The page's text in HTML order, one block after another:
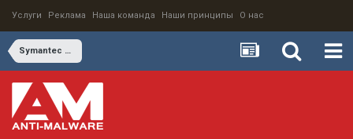
Услуги Реклама Наша команда Наши принципы О нас
Symantec - комплексная информационная безопасность